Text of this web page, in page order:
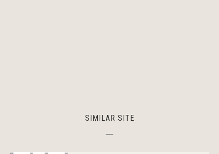
SIMILAR SITE